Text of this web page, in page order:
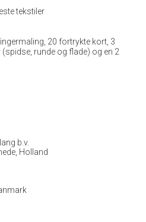
tekstiler
20 fortrykte kort, 3
runde og flade) og en 2
b.v.
Holland